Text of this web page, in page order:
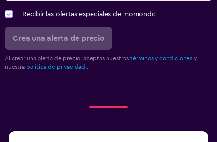
Recibir las ofertas especiales de momondo
Crea una alerta de precio
Al crear una alerta de precio, aceptas nuestros términos y condiciones y
nuestra política de privacidad.